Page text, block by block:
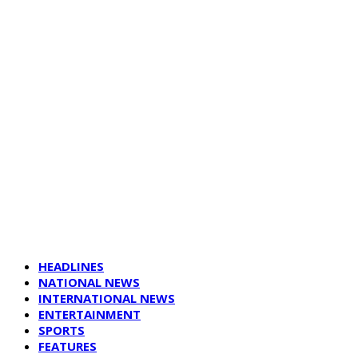
HEADLINES
NATIONAL NEWS
INTERNATIONAL NEWS
ENTERTAINMENT
SPORTS
FEATURES